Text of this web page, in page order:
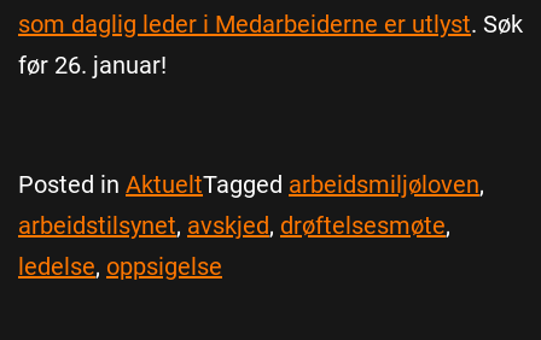
som daglig leder i Medarbeiderne er utlyst. Søk
før 26. januar!
Posted in AktueltTagged arbeidsmiljøloven,
arbeidstilsynet, avskjed, drøftelsesmøte,
ledelse, oppsigelse